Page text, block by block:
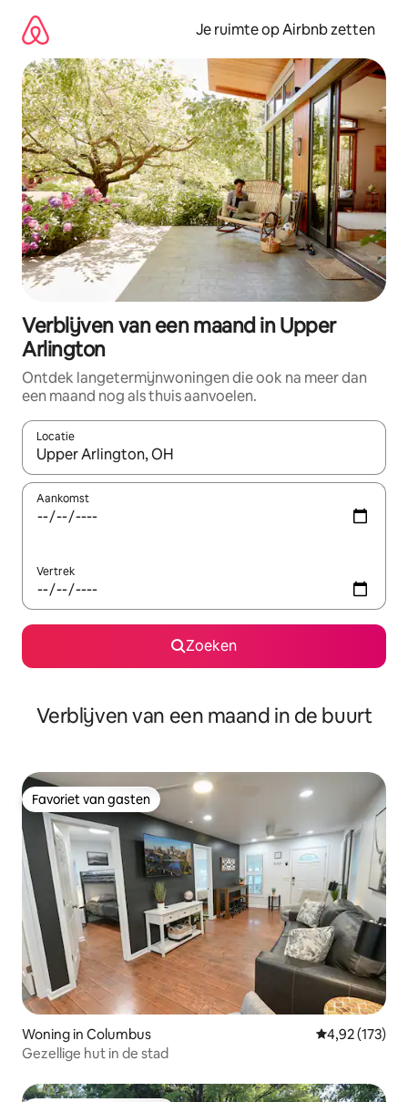
direct
naar
inhoud
Je ruimte op Airbnb zetten
Verblijven van een maand in Upper
Arlington
Ontdek langetermijnwoningen die ook na meer dan
een maand nog als thuis aanvoelen.
Locatie
Wanneer er suggesties beschikbaar zijn, maak je een keuze
Aankomst
Vertrek
Zoeken
Verblijven van een maand in de buurt
Favoriet van gasten
Favoriet van gasten
Woning in Columbus Gemiddelde
4,92 (173)
Gezellige hut in de stad